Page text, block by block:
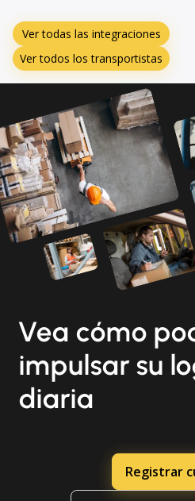
Ver todas las integraciones
Ver todos los transportistas
Vea cómo
impulsar su
diaria
Registrar